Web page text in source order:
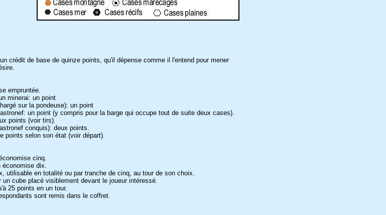
crédit de base de quinze points, qu'il dépense comme il l'entend pour mener
empruntée.
minerai: un point
sur la pondeuse): un point
un point (y compris pour la barge qui occupe tout de suite deux cases).
points (voir tirs).
conquis): deux points.
points selon son état (voir départ).
cinq.
économise dix.
utilisable en totalité ou par tranche de cinq, au tour de son choix.
cube placé visiblement devant le joueur intéressé.
25 points en un tour.
sont remis dans le coffret.